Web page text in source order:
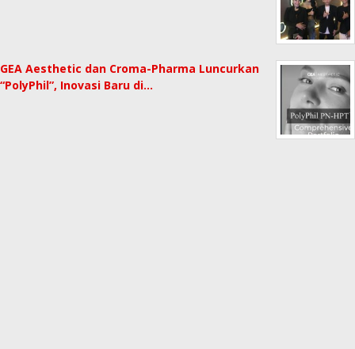
GEA Aesthetic dan Croma-Pharma Luncurkan
“PolyPhil”, Inovasi Baru di…